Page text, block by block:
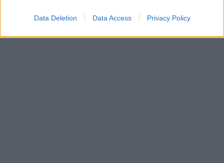
Data Deletion Data Access Privacy Policy